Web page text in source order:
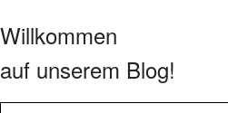
Willkommen
auf unserem Blog!